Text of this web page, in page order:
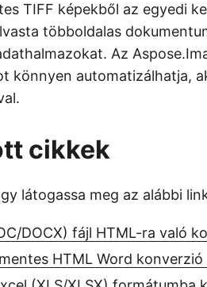
TIFF képekből az egyedi
többoldalas
Az
könnyen automatizálhatja,
cikkek
látogassa meg az alábbi
DOCX) fájl HTML-ra való
HTML Word konverzió